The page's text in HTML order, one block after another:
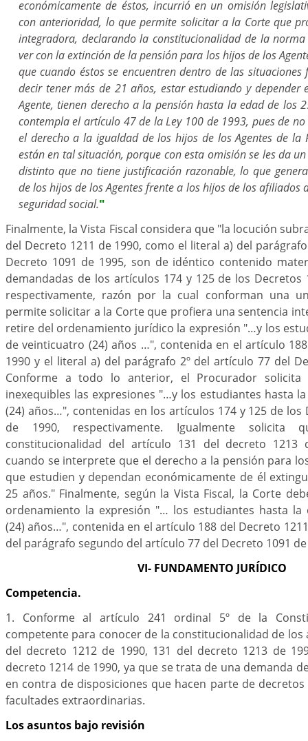
económicamente de éstos, incurrió en un omisión
con anterioridad, lo que permite solicitar a la Corte que
integradora, declarando la constitucionalidad de la
ver con la extinción de la pensión para los hijos de los
que cuando éstos se encuentren dentro de las situaciones
decir tener más de 21 años, estar estudiando y depender
Agente, tienen derecho a la pensión hasta la edad de los
contempla el artículo 47 de la Ley 100 de 1993, pues de
el derecho a la igualdad de los hijos de los Agentes de la
están en tal situación, porque con esta omisión se les da
distinto que no tiene justificación razonable, lo que
de los hijos de los Agentes frente a los hijos de los afiliados
seguridad social."
Finalmente, la Vista Fiscal considera que "la locución
del Decreto 1211 de 1990, como el literal a) del
Decreto 1091 de 1995, son de idéntico contenido
demandadas de los artículos 174 y 125 de los Decretos
respectivamente, razón por la cual conforman una
permite solicitar a la Corte que profiera una sentencia
retire del ordenamiento jurídico la expresión "…y los
de veinticuatro (24) años …", contenida en el artículo
1990 y el literal a) del parágrafo 2º del artículo 77 del
Conforme a todo lo anterior, el Procurador
inexequibles las expresiones "…y los estudiantes hasta
(24) años…", contenidas en los artículos 174 y 125 de los
de 1990, respectivamente. Igualmente
constitucionalidad del artículo 131 del decreto 1213
cuando se interprete que el derecho a la pensión para
que estudien y dependan económicamente de él
25 años." Finalmente, según la Vista Fiscal, la Corte
ordenamiento la expresión "… los estudiantes hasta la
(24) años…", contenida en el artículo 188 del Decreto
del parágrafo segundo del artículo 77 del Decreto 1091 de
VI- FUNDAMENTO JURÍDICO
Competencia.
1. Conforme al artículo 241 ordinal 5º de la
competente para conocer de la constitucionalidad de los
del decreto 1212 de 1990, 131 del decreto 1213 de
decreto 1214 de 1990, ya que se trata de una demanda
en contra de disposiciones que hacen parte de
facultades extraordinarias.
Los asuntos bajo revisión